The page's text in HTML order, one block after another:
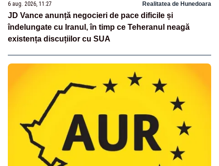
6 aug. 2026, 11:27 Realitatea de Hunedoara
JD Vance anunță negocieri de pace dificile și
îndelungate cu Iranul, în timp ce Teheranul neagă
existența discuțiilor cu SUA